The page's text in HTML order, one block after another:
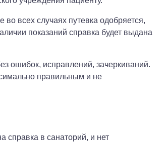
всех случаях путевка одобряется,
показаний справка будет выдана
ошибок, исправлений, зачеркиваний.
правильным и не
справка в санаторий, и нет